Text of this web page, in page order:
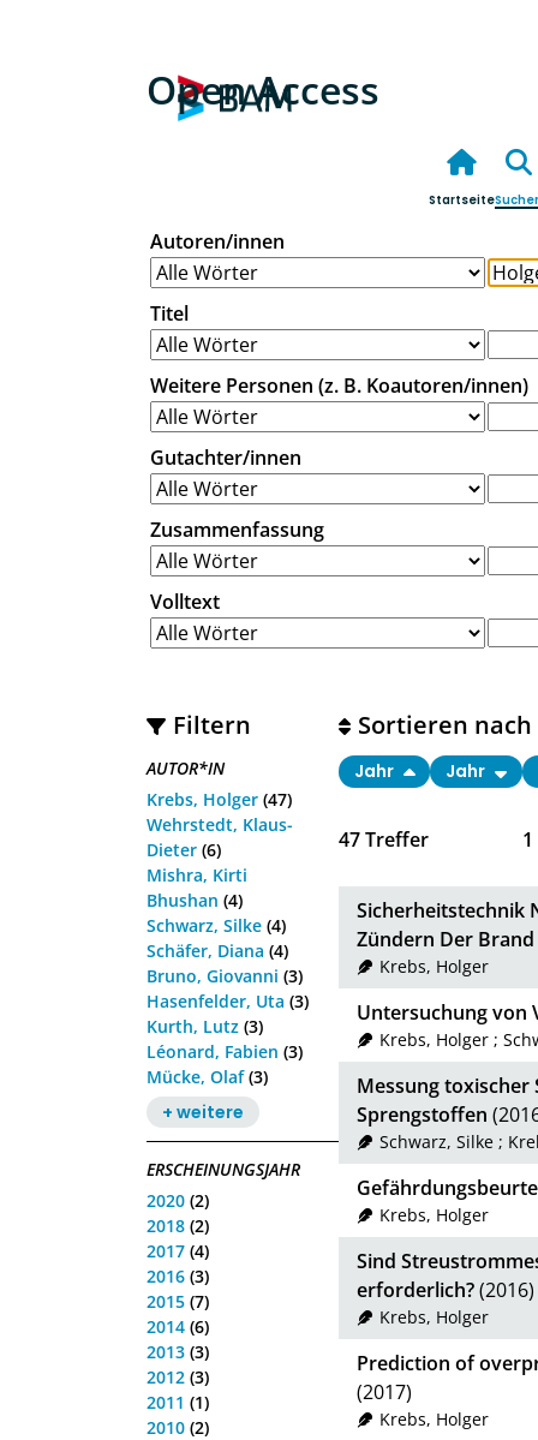
Open Access
Startseite
Autoren/innen
Titel
Weitere Personen (z. B. Koautoren/innen)
Gutachter/innen
Zusammenfassung
Volltext
Filtern
AUTOR*IN
Krebs, Holger (47)
Wehrstedt, Klaus-
Dieter (6)
Mishra, Kirti
Bhushan (4)
Schwarz, Silke (4)
Schäfer, Diana (4)
Bruno, Giovanni (3)
Hasenfelder, Uta (3)
Kurth, Lutz (3)
Léonard, Fabien (3)
Mücke, Olaf(3)
+ weitere
ERSCHEINUNGSJAHR
2020 (2)
2018 (2)
2017 (4)
2016 (3)
2015 (7)
2014 (6)
2013 (3)
2012 (3)
2011 (1)
2010 (2)
47Treffer 1
Sortieren nach
Jahr Jahr
Sicherheitstechnik
Zündern Der
Krebs, Holger
Untersuchung von
Krebs, Holger;
Messung toxischer
Sprengstoffen
Schwarz, Silke;
Krebs, Holger
Sind
erforderlich?(2016)
Krebs, Holger
Prediction of
(2017)
Krebs, Holger